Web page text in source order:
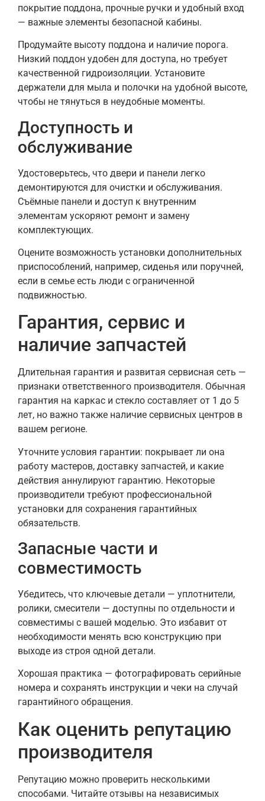
покрытие поддона, прочные ручки и удобный вход
— важные элементы безопасной кабины.
Продумайте высоту поддона и наличие порога.
Низкий поддон удобен для доступа, но требует
качественной гидроизоляции. Установите
держатели для мыла и полочки на удобной высоте,
чтобы не тянуться в неудобные моменты.
Доступность и
обслуживание
Удостоверьтесь, что двери и панели легко
демонтируются для очистки и обслуживания.
Съёмные панели и доступ к внутренним
элементам ускоряют ремонт и замену
комплектующих.
Оцените возможность установки дополнительных
приспособлений, например, сиденья или поручней,
если в семье есть люди с ограниченной
подвижностью.
Гарантия, сервис и
наличие запчастей
Длительная гарантия и развитая сервисная сеть —
признаки ответственного производителя. Обычная
гарантия на каркас и стекло составляет от 1 до 5
лет, но важно также наличие сервисных центров в
вашем регионе.
Уточните условия гарантии: покрывает ли она
работу мастеров, доставку запчастей, и какие
действия аннулируют гарантию. Некоторые
производители требуют профессиональной
установки для сохранения гарантийных
обязательств.
Запасные части и
совместимость
Убедитесь, что ключевые детали — уплотнители,
ролики, смесители — доступны по отдельности и
совместимы с вашей моделью. Это избавит от
необходимости менять всю конструкцию при
выходе из строя одной детали.
Хорошая практика — фотографировать серийные
номера и сохранять инструкции и чеки на случай
гарантийного обращения.
Как оценить репутацию
производителя
Репутацию можно проверить несколькими
способами. Читайте отзывы на независимых